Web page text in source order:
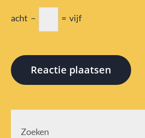
acht − = vijf
Zoeken